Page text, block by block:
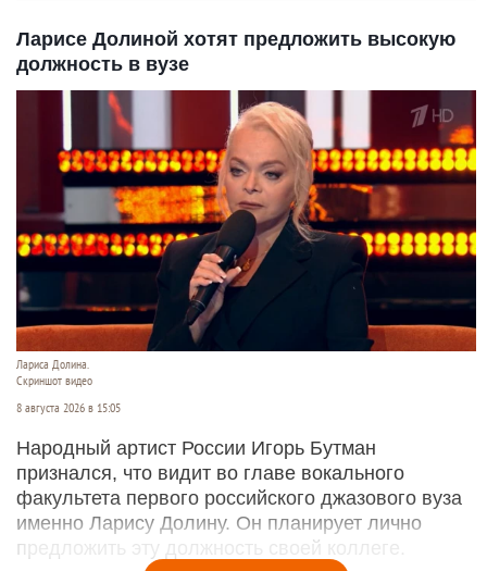
Ларисе Долиной хотят предложить высокую
должность в вузе
Лариса Долина.
Скриншот видео
8 августа 2026 в 15:05
Народный артист России Игорь Бутман
признался, что видит во главе вокального
факультета первого российского джазового вуза
именно Ларису Долину. Он планирует лично
предложить эту должность своей коллеге.